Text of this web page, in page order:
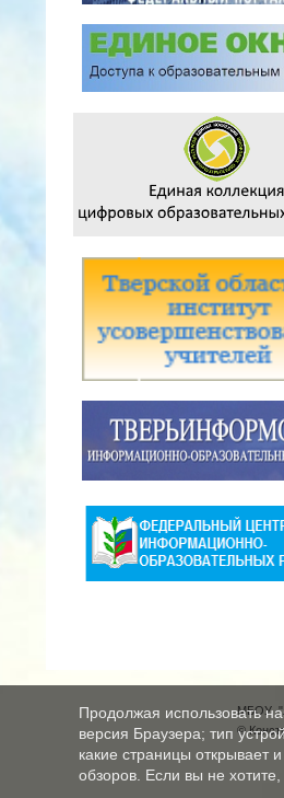
МБОУ
©
Продолжая использовать
версия Браузера; тип
какие страницы открывает
обзоров. Если вы не